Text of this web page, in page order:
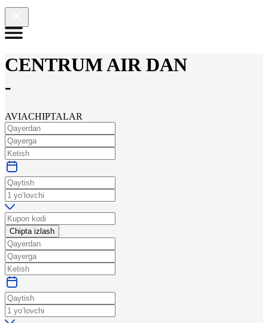
CENTRUM AIR DAN
-
AVIACHIPTALAR
Chipta izlash